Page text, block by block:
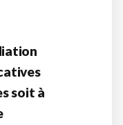
soit à